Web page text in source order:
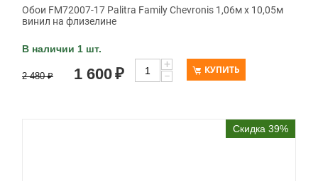
Обои FM72007-17 Palitra Family Chevronis 1,06м х 10,05м
винил на флизелине
В наличии 1 шт.
2 480 ₽ 1 600₽
+
−
КУПИТЬ
Скидка 39%